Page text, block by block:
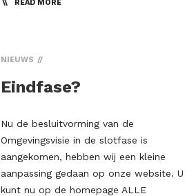
READ MORE
NIEUWS
Eindfase?
Nu de besluitvorming van de
Omgevingsvisie in de slotfase is
aangekomen, hebben wij een kleine
aanpassing gedaan op onze website. U
kunt nu op de homepage ALLE